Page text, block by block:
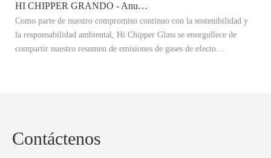
HI CHIPPER GRANDO - Anuncio del objetivo de reducción de carbono 2025
Como parte de nuestro compromiso continuo con la sostenibilidad y
la responsabilidad ambiental, Hi Chipper Glass se enorgullece de
compartir nuestro resumen de emisiones de gases de efecto
Contáctenos